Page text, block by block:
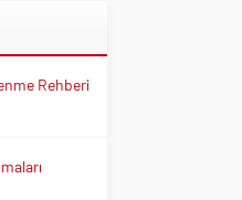
Rehberi